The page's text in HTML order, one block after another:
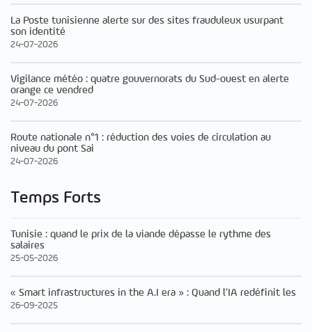
La Poste tunisienne alerte sur des sites frauduleux usurpant
son identité
24-07-2026
Vigilance météo : quatre gouvernorats du Sud-ouest en alerte
orange ce vendred
24-07-2026
Route nationale n°1 : réduction des voies de circulation au
niveau du pont Sai
24-07-2026
Temps Forts
Tunisie : quand le prix de la viande dépasse le rythme des
salaires
25-05-2026
« Smart infrastructures in the A.I era » : Quand l’IA redéfinit les
26-09-2025